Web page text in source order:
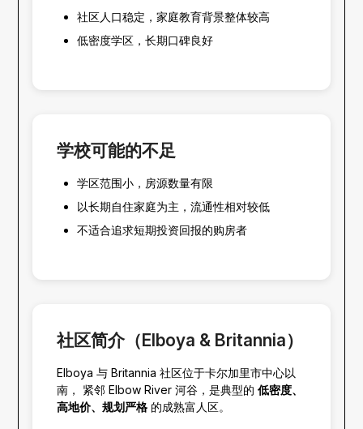
社区人口稳定，家庭教育背景整体较高
低密度学区，长期口碑良好
学校可能的不足
学区范围小，房源数量有限
以长期自住家庭为主，流通性相对较低
不适合追求短期投资回报的购房者
社区简介（Elboya & Britannia）
Elboya 与 Britannia 社区位于卡尔加里市中心以
南， 紧邻 Elbow River 河谷，是典型的 低密度、
高地价、规划严格的成熟富人区。